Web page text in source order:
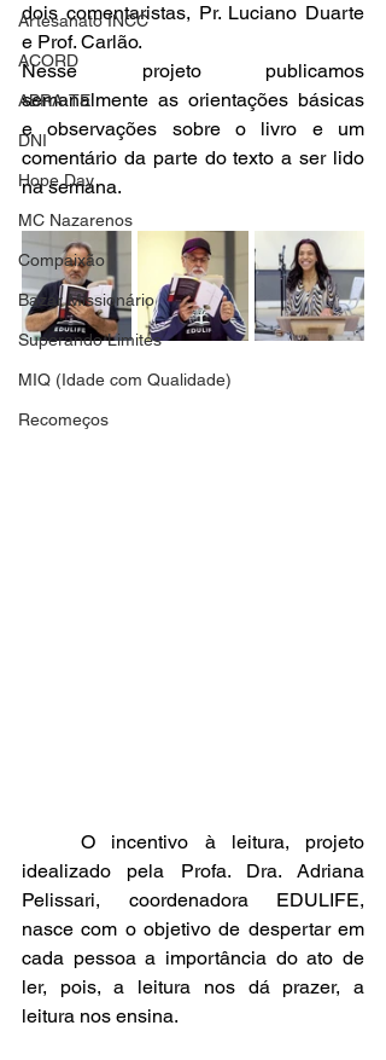
Artesanato INCC
ACORD
ABRA-TE
DNI
Hope Day
MC Nazarenos
Compaixão
Bazar Missionário
Superando Limites
MIQ (Idade com Qualidade)
Recomeços
dois comentaristas, Pr. Luciano Duarte
e Prof. Carlão.
Nesse projeto publicamos
semanalmente as orientações básicas
e observações sobre o livro e um
comentário da parte do texto a ser lido
na semana.
	O incentivo à leitura, projeto
idealizado pela Profa. Dra. Adriana
Pelissari, coordenadora EDULIFE,
nasce com o objetivo de despertar em
cada pessoa a importância do ato de
ler, pois, a leitura nos dá prazer, a
leitura nos ensina.